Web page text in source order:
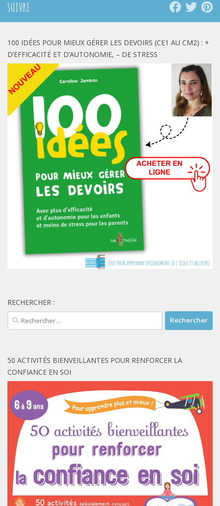
SUIVRE :
100 IDÉES POUR MIEUX GÉRER LES DEVOIRS (CE1 AU CM2) : +
D’EFFICACITÉ ET D’AUTONOMIE, – DE STRESS
RECHERCHER :
Rechercher :
50 ACTIVITÉS BIENVEILLANTES POUR RENFORCER LA
CONFIANCE EN SOI